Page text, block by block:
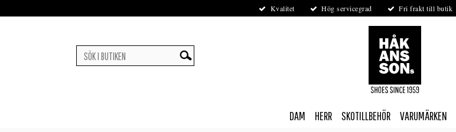
Kvalitet Hög servicegrad Fri frakt till butik
DAM HERR SKOTILLBEHÖR VARUMÄRKEN